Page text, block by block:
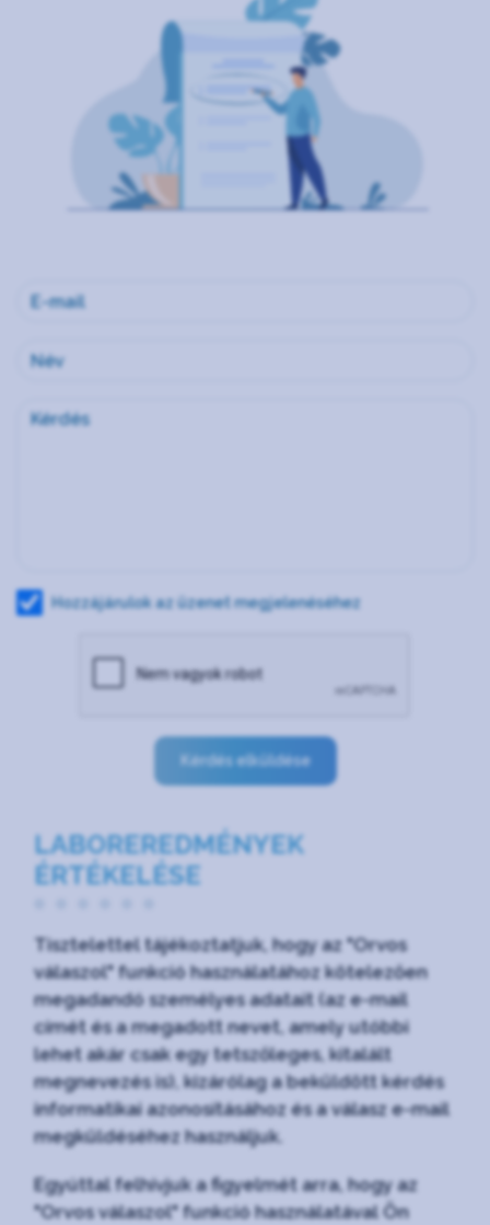
Hozzájárulok az üzenet megjelenéséhez
Kérdés elküldése
LABOREREDMÉNYEK
ÉRTÉKELÉSE
Tisztelettel tájékoztatjuk, hogy az "Orvos
válaszol" funkció használatához kötelezően
megadandó személyes adatait (az e-mail
címét és a megadott nevet, amely utóbbi
lehet akár csak egy tetszőleges, kitalált
megnevezés is), kizárólag a beküldött kérdés
informatikai azonosításához és a válasz e-mail
megküldéséhez használjuk.
Egyúttal felhívjuk a figyelmét arra, hogy az
"Orvos válaszol" funkció használatával Ön